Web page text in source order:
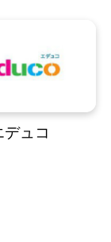
ュコ